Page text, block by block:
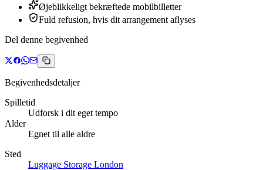
Øjeblikkeligt bekræftede mobilbilletter
Fuld refusion, hvis dit arrangement aflyses
Del denne begivenhed
Begivenhedsdetaljer
Spilletid
Udforsk i dit eget tempo
Alder
Egnet til alle aldre
Sted
Luggage Storage London